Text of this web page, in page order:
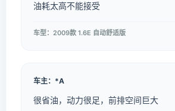
油耗太高不能接受
车型：2009款 1.6E 自动舒适版
车主：*A
很省油，动力很足，前排空间巨大